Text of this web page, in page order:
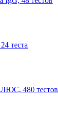
теста
480 тестов